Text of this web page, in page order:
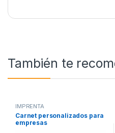
También te
IMPRENTA
Carnet personalizados para
empresas